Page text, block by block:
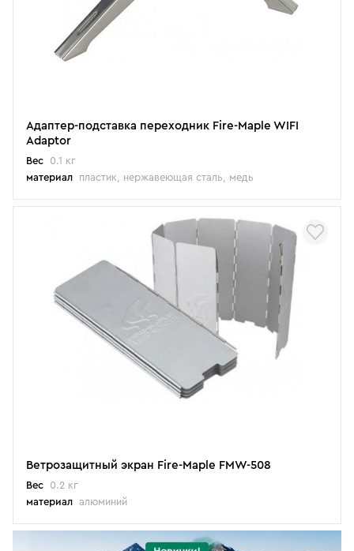
Адаптер-подставка переходник Fire-Maple WIFI
Adaptor
Вес
0.1 кг
материал
пластик, нержавеющая сталь, медь
Ветрозащитный экран Fire-Maple FMW-508
Вес
0.2 кг
материал
алюминий